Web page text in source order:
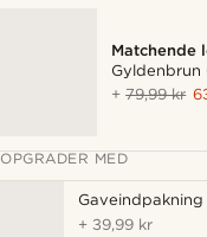
Matchende
Gyldenbrun
+79,99 kr
OPGRADER MED
Gaveindpakning
+ 39,99 kr